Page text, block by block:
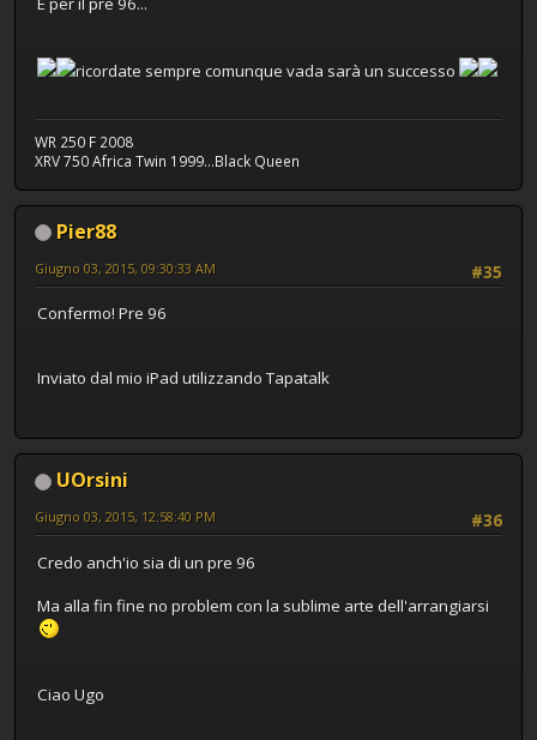
ricordate sempre comunque vada sarà un successo
WR 250 F 2008
XRV 750 Africa Twin 1999...Black Queen
Pier88
#35
Giugno 03, 2015, 09:30:33 AM
Confermo! Pre 96
Inviato dal mio iPad utilizzando Tapatalk
UOrsini
#36
Giugno 03, 2015, 12:58:40 PM
Credo anch'io sia di un pre 96
Ma alla fin fine no problem con la sublime arte dell'arrangiarsi
Ciao Ugo